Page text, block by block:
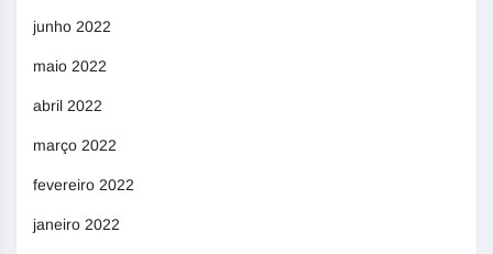
junho 2022
maio 2022
abril 2022
março 2022
fevereiro 2022
janeiro 2022